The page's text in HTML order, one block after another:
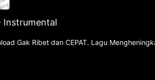
Instrumental
Gak Ribet dan CEPAT. Lagu